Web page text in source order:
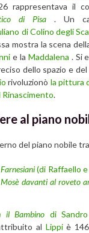
rappresentava il
di Pisa . Un
di Colino degli
mostra la scena
e la Maddalena . Si
dello spazio e del
rivoluzionò la pittura
.
al piano
del piano nobile
(di Raffaello
Mosè davanti al roveto
il Bambino di
al Lippiè